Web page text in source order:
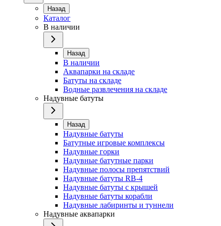
Назад
Каталог
В наличии
Назад
В наличии
Аквапарки на складе
Батуты на складе
Водные развлечения на складе
Надувные батуты
Назад
Надувные батуты
Батутные игровые комплексы
Надувные горки
Надувные батутные парки
Надувные полосы препятствий
Надувные батуты RB-4
Надувные батуты с крышей
Надувные батуты корабли
Надувные лабиринты и туннели
Надувные аквапарки